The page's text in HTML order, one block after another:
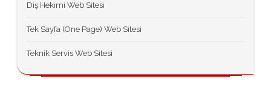
Diş Hekimi Web Sitesi
Tek Sayfa (One Page) Web Sitesi
Teknik Servis Web Sitesi